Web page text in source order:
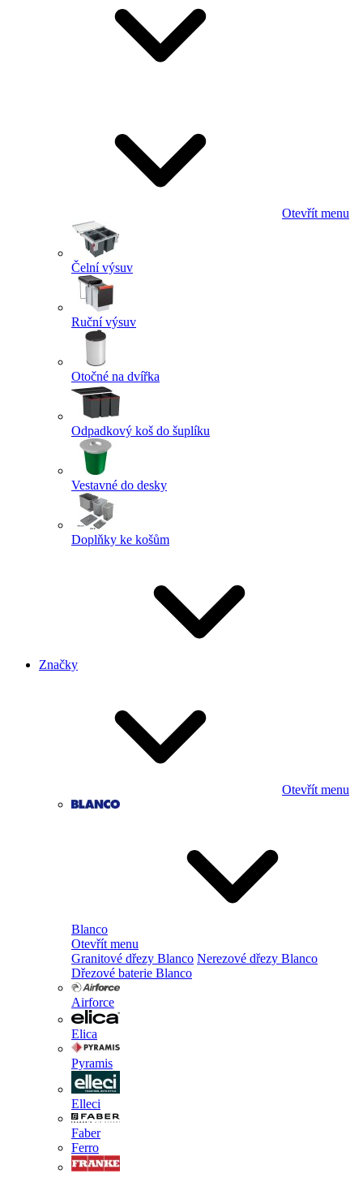
Otevřít menu
Čelní výsuv
Ruční výsuv
Otočné na dvířka
Odpadkový koš do šuplíku
Vestavné do desky
Doplňky ke košům
Značky
Otevřít menu
Blanco
Otevřít menu
Granitové dřezy Blanco Nerezové dřezy Blanco
Dřezové baterie Blanco
Airforce
Elica
Pyramis
Elleci
Faber
Ferro